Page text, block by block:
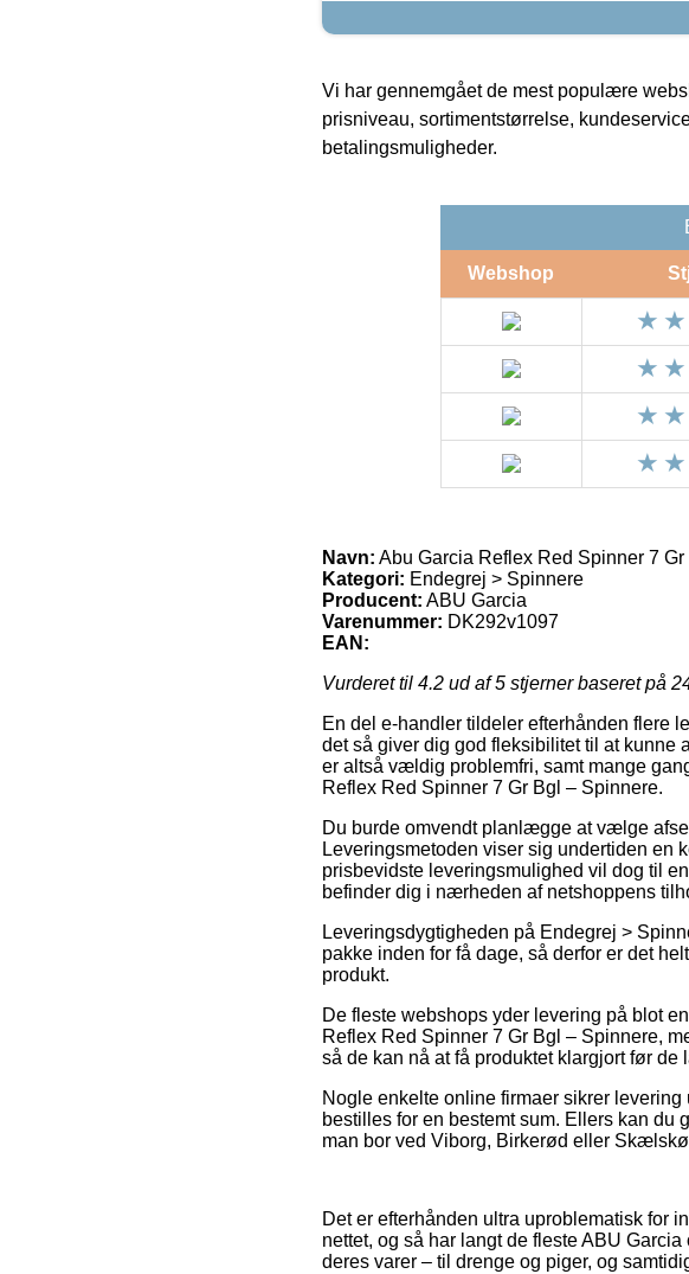
Vi har gennemgået de mest populære
prisniveau, sortimentstørrelse,
betalingsmuligheder.
Webshop
Navn: Abu Garcia Reflex Red Spinner 7
Kategori: Endegrej > Spinnere
Producent: ABU Garcia
Varenummer: DK292v1097
EAN:
Vurderet til 4.2 ud af 5 stjerner baseret på
En del e-handler tildeler efterhånden flere
det så giver dig god fleksibilitet til at kunne
er altså vældig problemfri, samt mange
Reflex Red Spinner 7 Gr Bgl – Spinnere.
Du burde omvendt planlægge at vælge
Leveringsmetoden viser sig undertiden en
prisbevidste leveringsmulighed vil dog til
befinder dig i nærheden af netshoppens
Leveringsdygtigheden på Endegrej >
pakke inden for få dage, så derfor er det
produkt.
De fleste webshops yder levering på blot
Reflex Red Spinner 7 Gr Bgl – Spinnere,
så de kan nå at få produktet klargjort før de
Nogle enkelte online firmaer sikrer
bestilles for en bestemt sum. Ellers kan du
man bor ved Viborg, Birkerød eller
Det er efterhånden ultra uproblematisk for
nettet, og så har langt de fleste ABU
deres varer – til drenge og piger, og